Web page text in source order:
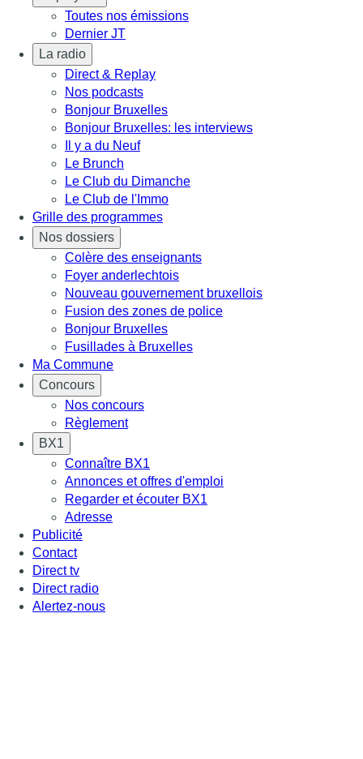
Toutes nos émissions
Dernier JT
La radio
Direct & Replay
Nos podcasts
Bonjour Bruxelles
Bonjour Bruxelles: les interviews
Il y a du Neuf
Le Brunch
Le Club du Dimanche
Le Club de l'Immo
Grille des programmes
Nos dossiers
Colère des enseignants
Foyer anderlechtois
Nouveau gouvernement bruxellois
Fusion des zones de police
Bonjour Bruxelles
Fusillades à Bruxelles
Ma Commune
Concours
Nos concours
Règlement
BX1
Connaître BX1
Annonces et offres d'emploi
Regarder et écouter BX1
Adresse
Publicité
Contact
Direct tv
Direct radio
Alertez-nous